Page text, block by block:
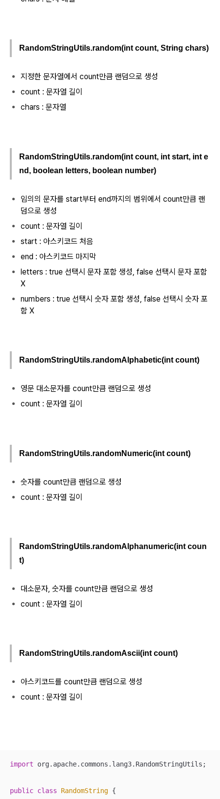
RandomStringUtils.random(int count, String chars)
지정한 문자열에서 count만큼 랜덤으로 생성
count : 문자열 길이
chars : 문자열
RandomStringUtils.random(int count, int start, int e
nd, boolean letters, boolean number)
임의의 문자를 start부터 end까지의 범위에서 count만큼 랜
덤으로 생성
count : 문자열 길이
start : 아스키코드 처음
end : 아스키코드 마지막
letters : true 선택시 문자 포함 생성, false 선택시 문자 포함
X
numbers : true 선택시 숫자 포함 생성, false 선택시 숫자 포
함 X
RandomStringUtils.randomAlphabetic(int count)
영문 대소문자를 count만큼 랜덤으로 생성
count : 문자열 길이
RandomStringUtils.randomNumeric(int count)
숫자를 count만큼 랜덤으로 생성
count : 문자열 길이
RandomStringUtils.randomAlphanumeric(int coun
t)
대소문자, 숫자를 count만큼 랜덤으로 생성
count : 문자열 길이
RandomStringUtils.randomAscii(int count)
아스키코드를 count만큼 랜덤으로 생성
count : 문자열 길이
import org.apache.commons.lang3.RandomStringUtils;
public class RandomString {